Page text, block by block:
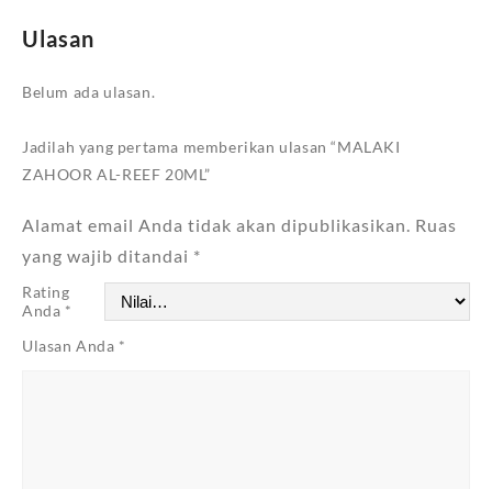
Ulasan
Belum ada ulasan.
Jadilah yang pertama memberikan ulasan “MALAKI
ZAHOOR AL-REEF 20ML”
Alamat email Anda tidak akan dipublikasikan. Ruas
yang wajib ditandai *
Rating
Anda *
Ulasan Anda *